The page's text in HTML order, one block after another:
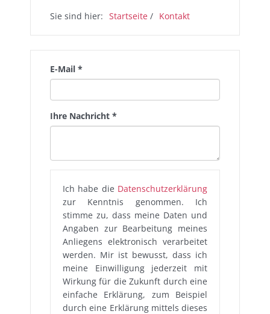
Sie sind hier: Startseite / Kontakt
E-Mail *
Ihre Nachricht *
Ich habe die Datenschutzerklärung
zur Kenntnis genommen. Ich
stimme zu, dass meine Daten und
Angaben zur Bearbeitung meines
Anliegens elektronisch verarbeitet
werden. Mir ist bewusst, dass ich
meine Einwilligung jederzeit mit
Wirkung für die Zukunft durch eine
einfache Erklärung, zum Beispiel
durch eine Erklärung mittels dieses